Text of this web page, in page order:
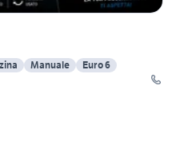
Manuale
Euro 6